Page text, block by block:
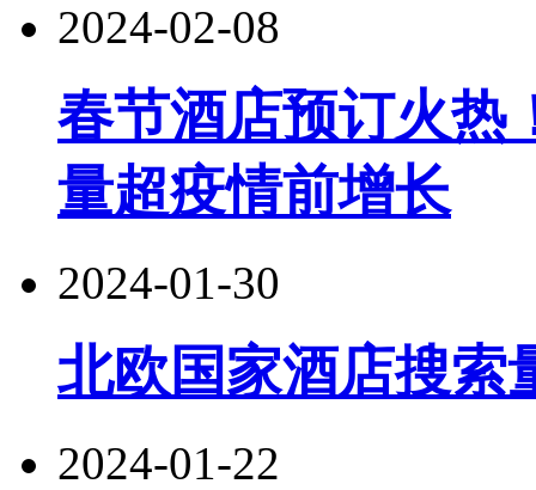
2024-02-08
春节酒店预订火热
量超疫情前增长
2024-01-30
北欧国家酒店搜索
2024-01-22